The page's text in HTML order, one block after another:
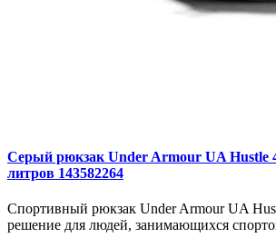
Серый рюкзак Under Armour UA Hustle
литров 143582264
Спортивный рюкзак Under Armour UA
решение для людей, занимающихся